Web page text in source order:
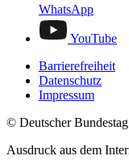
WhatsApp
YouTube
Barrierefreiheit
Datenschutz
Impressum
© Deutscher Bundestag
Ausdruck aus dem